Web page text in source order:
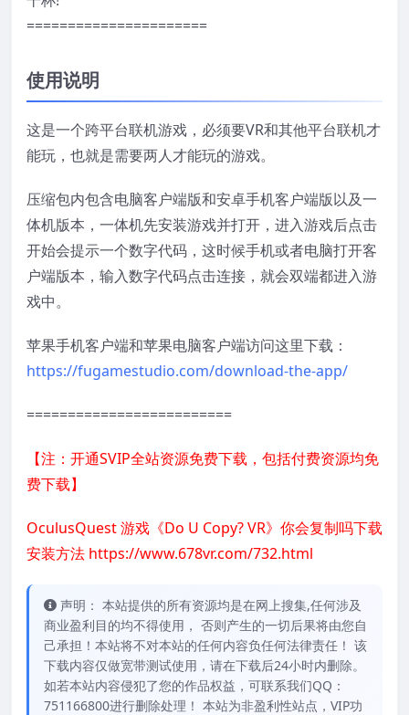
======================
使用说明
这是一个跨平台联机游戏，必须要VR和其他平台联机才
能玩，也就是需要两人才能玩的游戏。
压缩包内包含电脑客户端版和安卓手机客户端版以及一
体机版本，一体机先安装游戏并打开，进入游戏后点击
开始会提示一个数字代码，这时候手机或者电脑打开客
户端版本，输入数字代码点击连接，就会双端都进入游
戏中。
苹果手机客户端和苹果电脑客户端访问这里下载：
https://fugamestudio.com/download-the-app/
=========================
【注：开通SVIP全站资源免费下载，包括付费资源均免
费下载】
OculusQuest 游戏《Do U Copy? VR》你会复制吗下载
安装方法 https://www.678vr.com/732.html
声明： 本站提供的所有资源均是在网上搜集,任何涉及
商业盈利目的均不得使用， 否则产生的一切后果将由您自
己承担！本站将不对本站的任何内容负任何法律责任！ 该
下载内容仅做宽带测试使用，请在下载后24小时内删除。
如若本站内容侵犯了您的作品权益，可联系我们QQ：
751166800进行删除处理！ 本站为非盈利性站点，VIP功